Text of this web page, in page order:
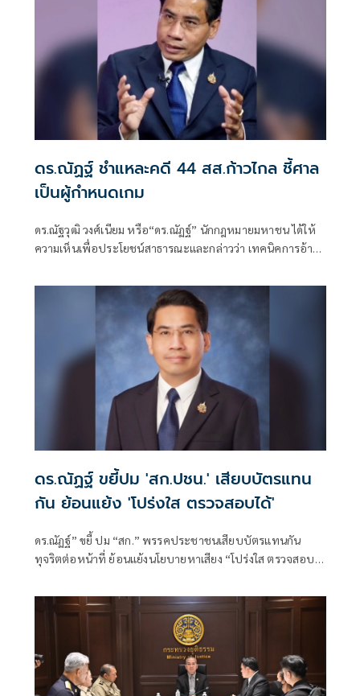
ดร.ณัฏฐ์ ชำแหละคดี 44 สส.ก้าวไกล ชี้ศาล
เป็นผู้กำหนดเกม
ดร.ณัฐวุฒิ วงศ์เนียม หรือ“ดร.ณัฏฐ์” นักกฎหมายมหาชน ได้ให้
ความเห็นเพื่อประโยชน์สาธารณะและกล่าวว่า เทคนิคการอ้าง
ดร.ณัฏฐ์ ขยี้ปม 'สก.ปชน.' เสียบบัตรแทน
กัน ย้อนแย้ง 'โปร่งใส ตรวจสอบได้'
ดร.ณัฏฐ์” ขยี้ ปม “สก.” พรรคประชาชนเสียบบัตรแทนกัน
ทุจริตต่อหน้าที่ ย้อนแย้งนโยบายหาเสียง “โปร่งใส ตรวจสอบ